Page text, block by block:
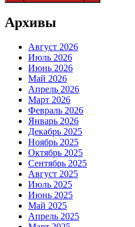
Архивы
Август 2026
Июль 2026
Июнь 2026
Май 2026
Апрель 2026
Март 2026
Февраль 2026
Январь 2026
Декабрь 2025
Ноябрь 2025
Октябрь 2025
Сентябрь 2025
Август 2025
Июль 2025
Июнь 2025
Май 2025
Апрель 2025